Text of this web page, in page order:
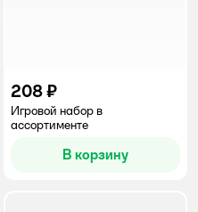
208 ₽
Игровой набор в
ассортименте
В корзину